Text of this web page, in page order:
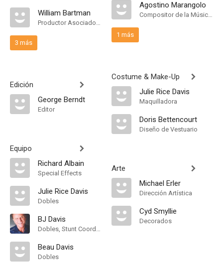
William Bartman
Productor Asociado, Casting
3 más
Edición
George Berndt
Editor
Equipo
Richard Albain
Special Effects
Julie Rice Davis
Dobles
BJ Davis
Dobles, Stunt Coordinator
Beau Davis
Dobles
Agostino Marangolo
Compositor de la Música Original
1 más
Costume & Make-Up
Julie Rice Davis
Maquilladora
Doris Bettencourt
Diseño de Vestuario
Arte
Michael Erler
Dirección Artística
Cyd Smyllie
Decorados